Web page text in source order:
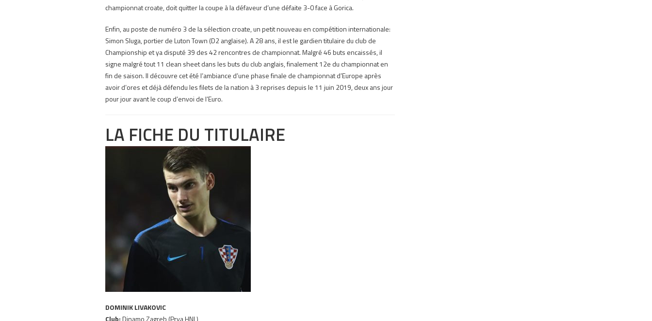
championnat croate, doit quitter la coupe à la défaveur d’une défaite 3-0 face à Gorica.
Enfin, au poste de numéro 3 de la sélection croate, un petit nouveau en compétition internationale:
Simon Sluga, portier de Luton Town (D2 anglaise).A 28 ans, il est le gardien titulaire du club de
Championship et ya disputé 39 des 42 rencontres de championnat.Malgré 46 buts encaissés, il
signe malgré tout 11 clean sheet dans les buts du club anglais, finalement 12e du championnat en
fin de saison.Il découvre cet été l’ambiance d’une phase finale de championnat d’Europe après
avoir d’ores et déjà défendu les filets de la nation à 3 reprises depuis le 11 juin 2019, deux ans jour
pour jour avant le coup d’envoi de l’Euro.
LA FICHE DU TITULAIRE
DOMINIK LIVAKOVIC
Club:Dinamo Zagreb (Prva HNL)